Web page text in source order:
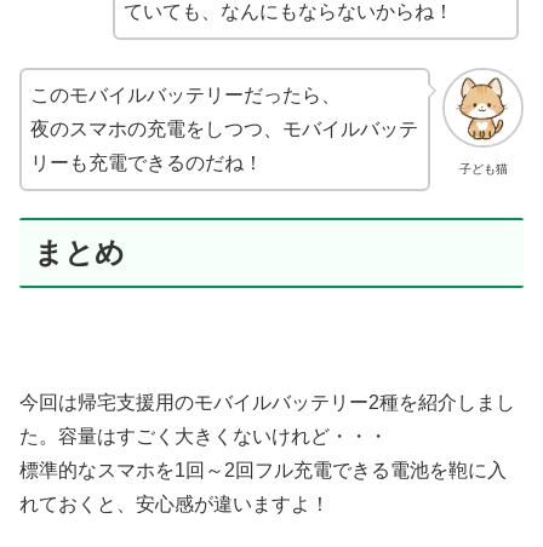
ていても、なんにもならないからね！
子ども猫
このモバイルバッテリーだったら、
夜のスマホの充電をしつつ、モバイルバッテ
リーも充電できるのだね！
まとめ
今回は帰宅支援用のモバイルバッテリー2種を紹介しまし
た。容量はすごく大きくないけれど・・・
標準的なスマホを1回～2回フル充電できる電池を鞄に入
れておくと、安心感が違いますよ！